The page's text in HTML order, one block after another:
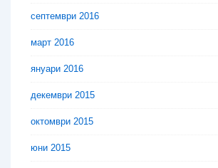
септември 2016
март 2016
януари 2016
декември 2015
октомври 2015
юни 2015